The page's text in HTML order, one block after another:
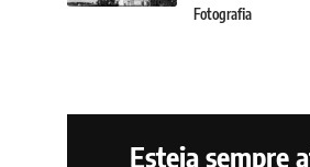
Fotografia
Esteja sempre